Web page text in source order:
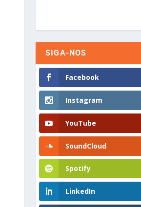
SIGA-NOS
Facebook
Instagram
YouTube
SoundCloud
Spotify
LinkedIn